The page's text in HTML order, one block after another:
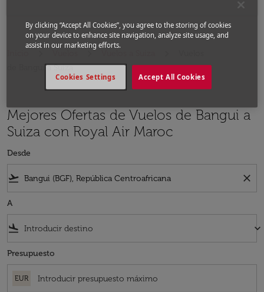
de Bangui a Suiza
Mejores Ofertas de Vuelos de Bangui a
Suiza con Royal Air Maroc
Desde
flight_takeoff close
A
flight_land keyboard_arrow_down
Presupuesto
EUR
By clicking “Accept All Cookies”, you agree to the storing of cookies
on your device to enhance site navigation, analyze site usage, and
assist in our marketing efforts.
Accept All Cookies
Cookies Settings